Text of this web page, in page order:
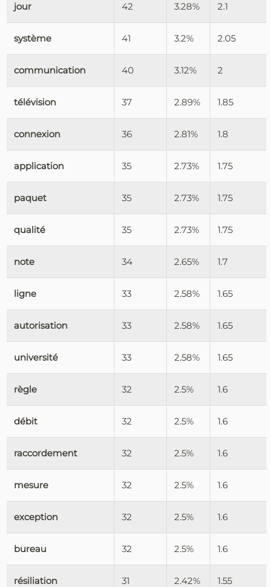
jour 42 3.28% 2.1
système 41 3.2% 2.05
communication 40 3.12% 2
télévision 37 2.89% 1.85
connexion 36 2.81% 1.8
application 35 2.73% 1.75
paquet 35 2.73% 1.75
qualité 35 2.73% 1.75
note 34 2.65% 1.7
ligne 33 2.58% 1.65
autorisation 33 2.58% 1.65
université 33 2.58% 1.65
règle 32 2.5% 1.6
débit 32 2.5% 1.6
raccordement 32 2.5% 1.6
mesure 32 2.5% 1.6
exception 32 2.5% 1.6
bureau 32 2.5% 1.6
résiliation 31 2.42% 1.55